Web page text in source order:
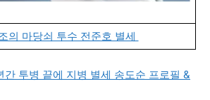
의 마당쇠 투수 전준호 별세
간 투병 끝에 지병 별세 송도순 프로필 &